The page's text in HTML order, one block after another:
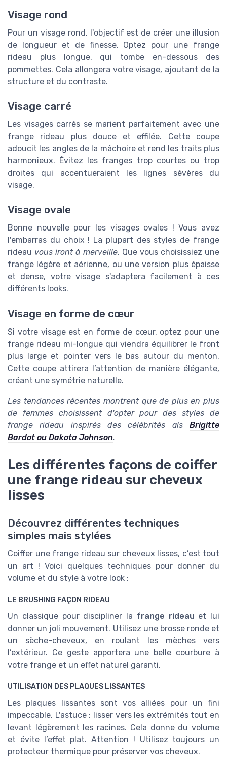
Visage rond
Pour un visage rond, l'objectif est de créer une illusion
de longueur et de finesse. Optez pour une frange
rideau plus longue, qui tombe en-dessous des
pommettes. Cela allongera votre visage, ajoutant de la
structure et du contraste.
Visage carré
Les visages carrés se marient parfaitement avec une
frange rideau plus douce et effilée. Cette coupe
adoucit les angles de la mâchoire et rend les traits plus
harmonieux. Évitez les franges trop courtes ou trop
droites qui accentueraient les lignes sévères du
visage.
Visage ovale
Bonne nouvelle pour les visages ovales ! Vous avez
l'embarras du choix ! La plupart des styles de frange
rideau vous iront à merveille. Que vous choisissiez une
frange légère et aérienne, ou une version plus épaisse
et dense, votre visage s'adaptera facilement à ces
différents looks.
Visage en forme de cœur
Si votre visage est en forme de cœur, optez pour une
frange rideau mi-longue qui viendra équilibrer le front
plus large et pointer vers le bas autour du menton.
Cette coupe attirera l’attention de manière élégante,
créant une symétrie naturelle.
Les tendances récentes montrent que de plus en plus
de femmes choisissent d'opter pour des styles de
frange rideau inspirés des célébrités als Brigitte
Bardot ou Dakota Johnson.
Les différentes façons de coiffer
une frange rideau sur cheveux
lisses
Découvrez différentes techniques
simples mais stylées
Coiffer une frange rideau sur cheveux lisses, c’est tout
un art ! Voici quelques techniques pour donner du
volume et du style à votre look :
LE BRUSHING FAÇON RIDEAU
Un classique pour discipliner la frange rideau et lui
donner un joli mouvement. Utilisez une brosse ronde et
un sèche-cheveux, en roulant les mèches vers
l’extérieur. Ce geste apportera une belle courbure à
votre frange et un effet naturel garanti.
UTILISATION DES PLAQUES LISSANTES
Les plaques lissantes sont vos alliées pour un fini
impeccable. L'astuce : lisser vers les extrémités tout en
levant légèrement les racines. Cela donne du volume
et évite l’effet plat. Attention ! Utilisez toujours un
protecteur thermique pour préserver vos cheveux.